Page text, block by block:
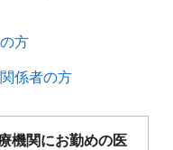
方​
係者の方​
機関にお勤めの医